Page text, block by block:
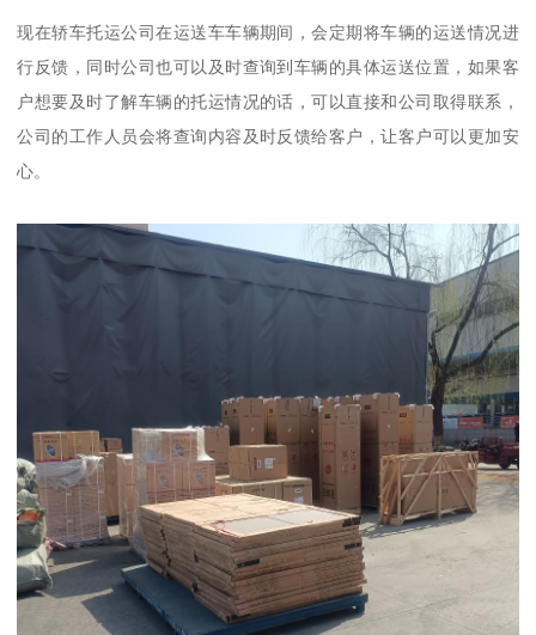
现在轿车托运公司在运送车车辆期间，会定期将车辆的运送情况进
行反馈，同时公司也可以及时查询到车辆的具体运送位置，如果客
户想要及时了解车辆的托运情况的话，可以直接和公司取得联系，
公司的工作人员会将查询内容及时反馈给客户，让客户可以更加安
心。